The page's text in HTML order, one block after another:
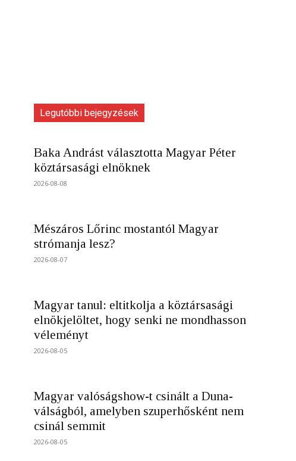
Legutóbbi bejegyzések
Baka Andrást választotta Magyar Péter
köztársasági elnöknek
2026-08-08
Mészáros Lőrinc mostantól Magyar
strómanja lesz?
2026-08-07
Magyar tanul: eltitkolja a köztársasági
elnökjelöltet, hogy senki ne mondhasson
véleményt
2026-08-05
Magyar valóságshow-t csinált a Duna-
válságból, amelyben szuperhősként nem
csinál semmit
2026-08-05